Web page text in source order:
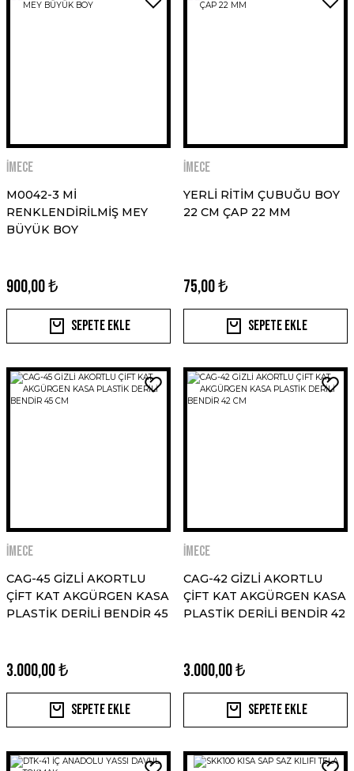
İMECE
M0042-3 Mİ
RENKLENDİRİLMİŞ MEY
BÜYÜK BOY
900,00 ₺
Sepete Ekle
İMECE
YERLİ RİTİM ÇUBUĞU BOY
22 CM ÇAP 22 MM
75,00 ₺
Sepete Ekle
İMECE
CAG-45 GİZLİ AKORTLU
ÇİFT KAT AKGÜRGEN KASA
PLASTİK DERİLİ BENDİR 45
3.000,00 ₺
Sepete Ekle
İMECE
CAG-42 GİZLİ AKORTLU
ÇİFT KAT AKGÜRGEN KASA
PLASTİK DERİLİ BENDİR 42
3.000,00 ₺
Sepete Ekle